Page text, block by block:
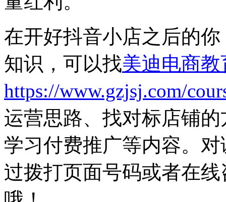
在开好抖音小店之后的
知识，可以找美迪电商教
https://www.gzjsj.com/
运营思路、找对标店铺
学习付费推广等内容。
过拨打页面号码或者在